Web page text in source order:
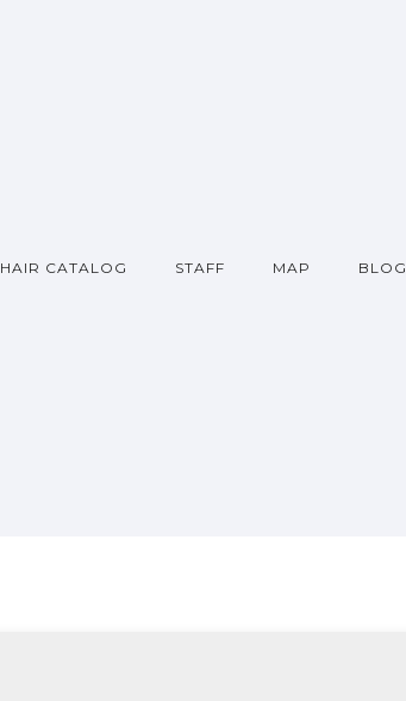
HAIR CATALOG STAFF MAP BLOG